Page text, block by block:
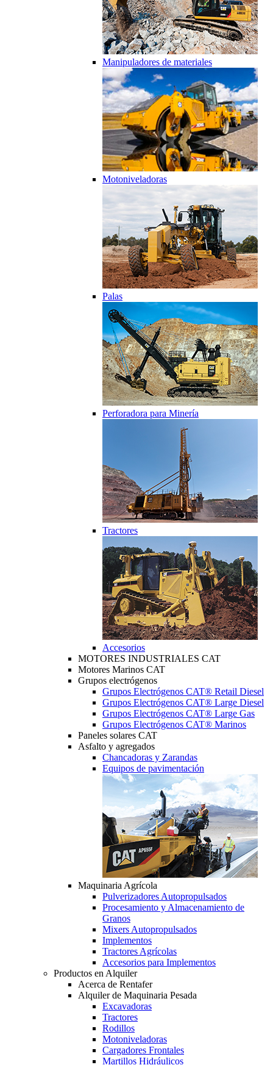
Manipuladores de materiales
Motoniveladoras
Palas
Perforadora para Minería
Tractores
Accesorios
MOTORES INDUSTRIALES CAT
Motores Marinos CAT
Grupos electrógenos
Grupos Electrógenos CAT® Retail Diesel
Grupos Electrógenos CAT® Large Diesel
Grupos Electrógenos CAT® Large Gas
Grupos Electrógenos CAT® Marinos
Paneles solares CAT
Asfalto y agregados
Chancadoras y Zarandas
Equipos de pavimentación
Maquinaria Agrícola
Pulverizadores Autopropulsados
Procesamiento y Almacenamiento de
Granos
Mixers Autopropulsados
Implementos
Tractores Agrícolas
Accesorios para Implementos
Productos en Alquiler
Acerca de Rentafer
Alquiler de Maquinaria Pesada
Excavadoras
Tractores
Rodillos
Motoniveladoras
Cargadores Frontales
Martillos Hidráulicos